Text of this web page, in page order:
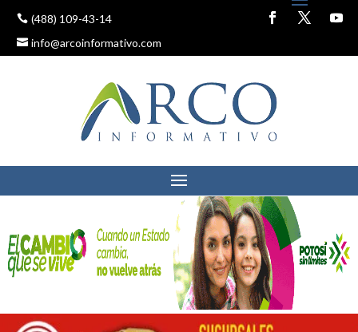
(488) 109-43-14
info@arcoinformativo.com